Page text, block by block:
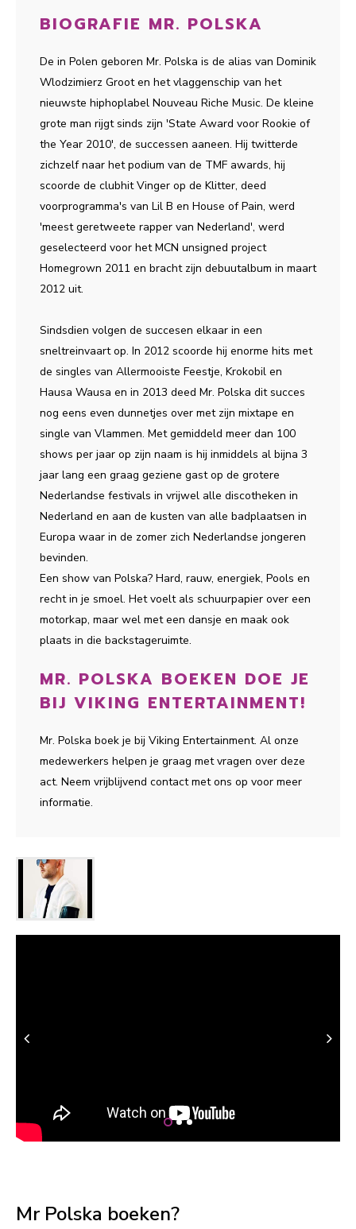
BIOGRAFIE MR. POLSKA
De in Polen geboren Mr. Polska is de alias van Dominik
Wlodzimierz Groot en het vlaggenschip van het
nieuwste hiphoplabel Nouveau Riche Music. De kleine
grote man rijgt sinds zijn 'State Award voor Rookie of
the Year 2010', de successen aaneen. Hij twitterde
zichzelf naar het podium van de TMF awards, hij
scoorde de clubhit Vinger op de Klitter, deed
voorprogramma's van Lil B en House of Pain, werd
'meest geretweete rapper van Nederland', werd
geselecteerd voor het MCN unsigned project
Homegrown 2011 en bracht zijn debuutalbum in maart
2012 uit.
Sindsdien volgen de succesen elkaar in een
sneltreinvaart op. In 2012 scoorde hij enorme hits met
de singles van Allermooiste Feestje, Krokobil en
Hausa Wausa en in 2013 deed Mr. Polska dit succes
nog eens even dunnetjes over met zijn mixtape en
single van Vlammen. Met gemiddeld meer dan 100
shows per jaar op zijn naam is hij inmiddels al bijna 3
jaar lang een graag geziene gast op de grotere
Nederlandse festivals in vrijwel alle discotheken in
Nederland en aan de kusten van alle badplaatsen in
Europa waar in de zomer zich Nederlandse jongeren
bevinden.
Een show van Polska? Hard, rauw, energiek, Pools en
recht in je smoel. Het voelt als schuurpapier over een
motorkap, maar wel met een dansje en maak ook
plaats in die backstageruimte.
MR. POLSKA BOEKEN DOE JE
BIJ VIKING ENTERTAINMENT!
Mr. Polska boek je bij Viking Entertainment. Al onze
medewerkers helpen je graag met vragen over deze
act. Neem vrijblijvend contact met ons op voor meer
informatie.
Mr Polska boeken?